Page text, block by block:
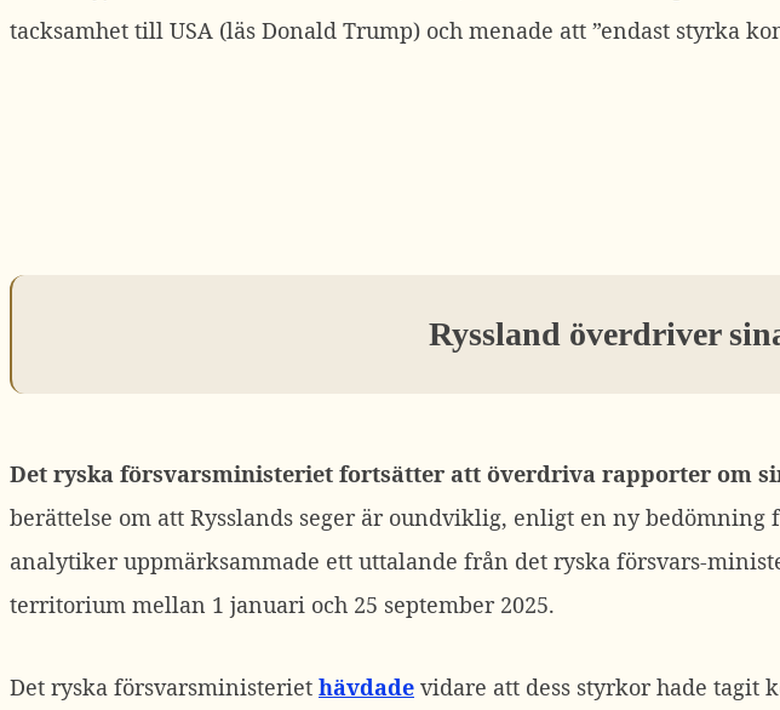
tacksamhet till USA (läs Donald Trump) och menade att ”endast styrka
Ryssland överdriver
Det ryska försvarsministeriet fortsätter att överdriva rapporter om
berättelse om att Rysslands seger är oundviklig, enligt en ny
analytiker uppmärksammade ett uttalande från det ryska försvars-
territorium mellan 1 januari och 25 september 2025.
Det ryska försvarsministeriet hävdade vidare att dess styrkor hade tagit